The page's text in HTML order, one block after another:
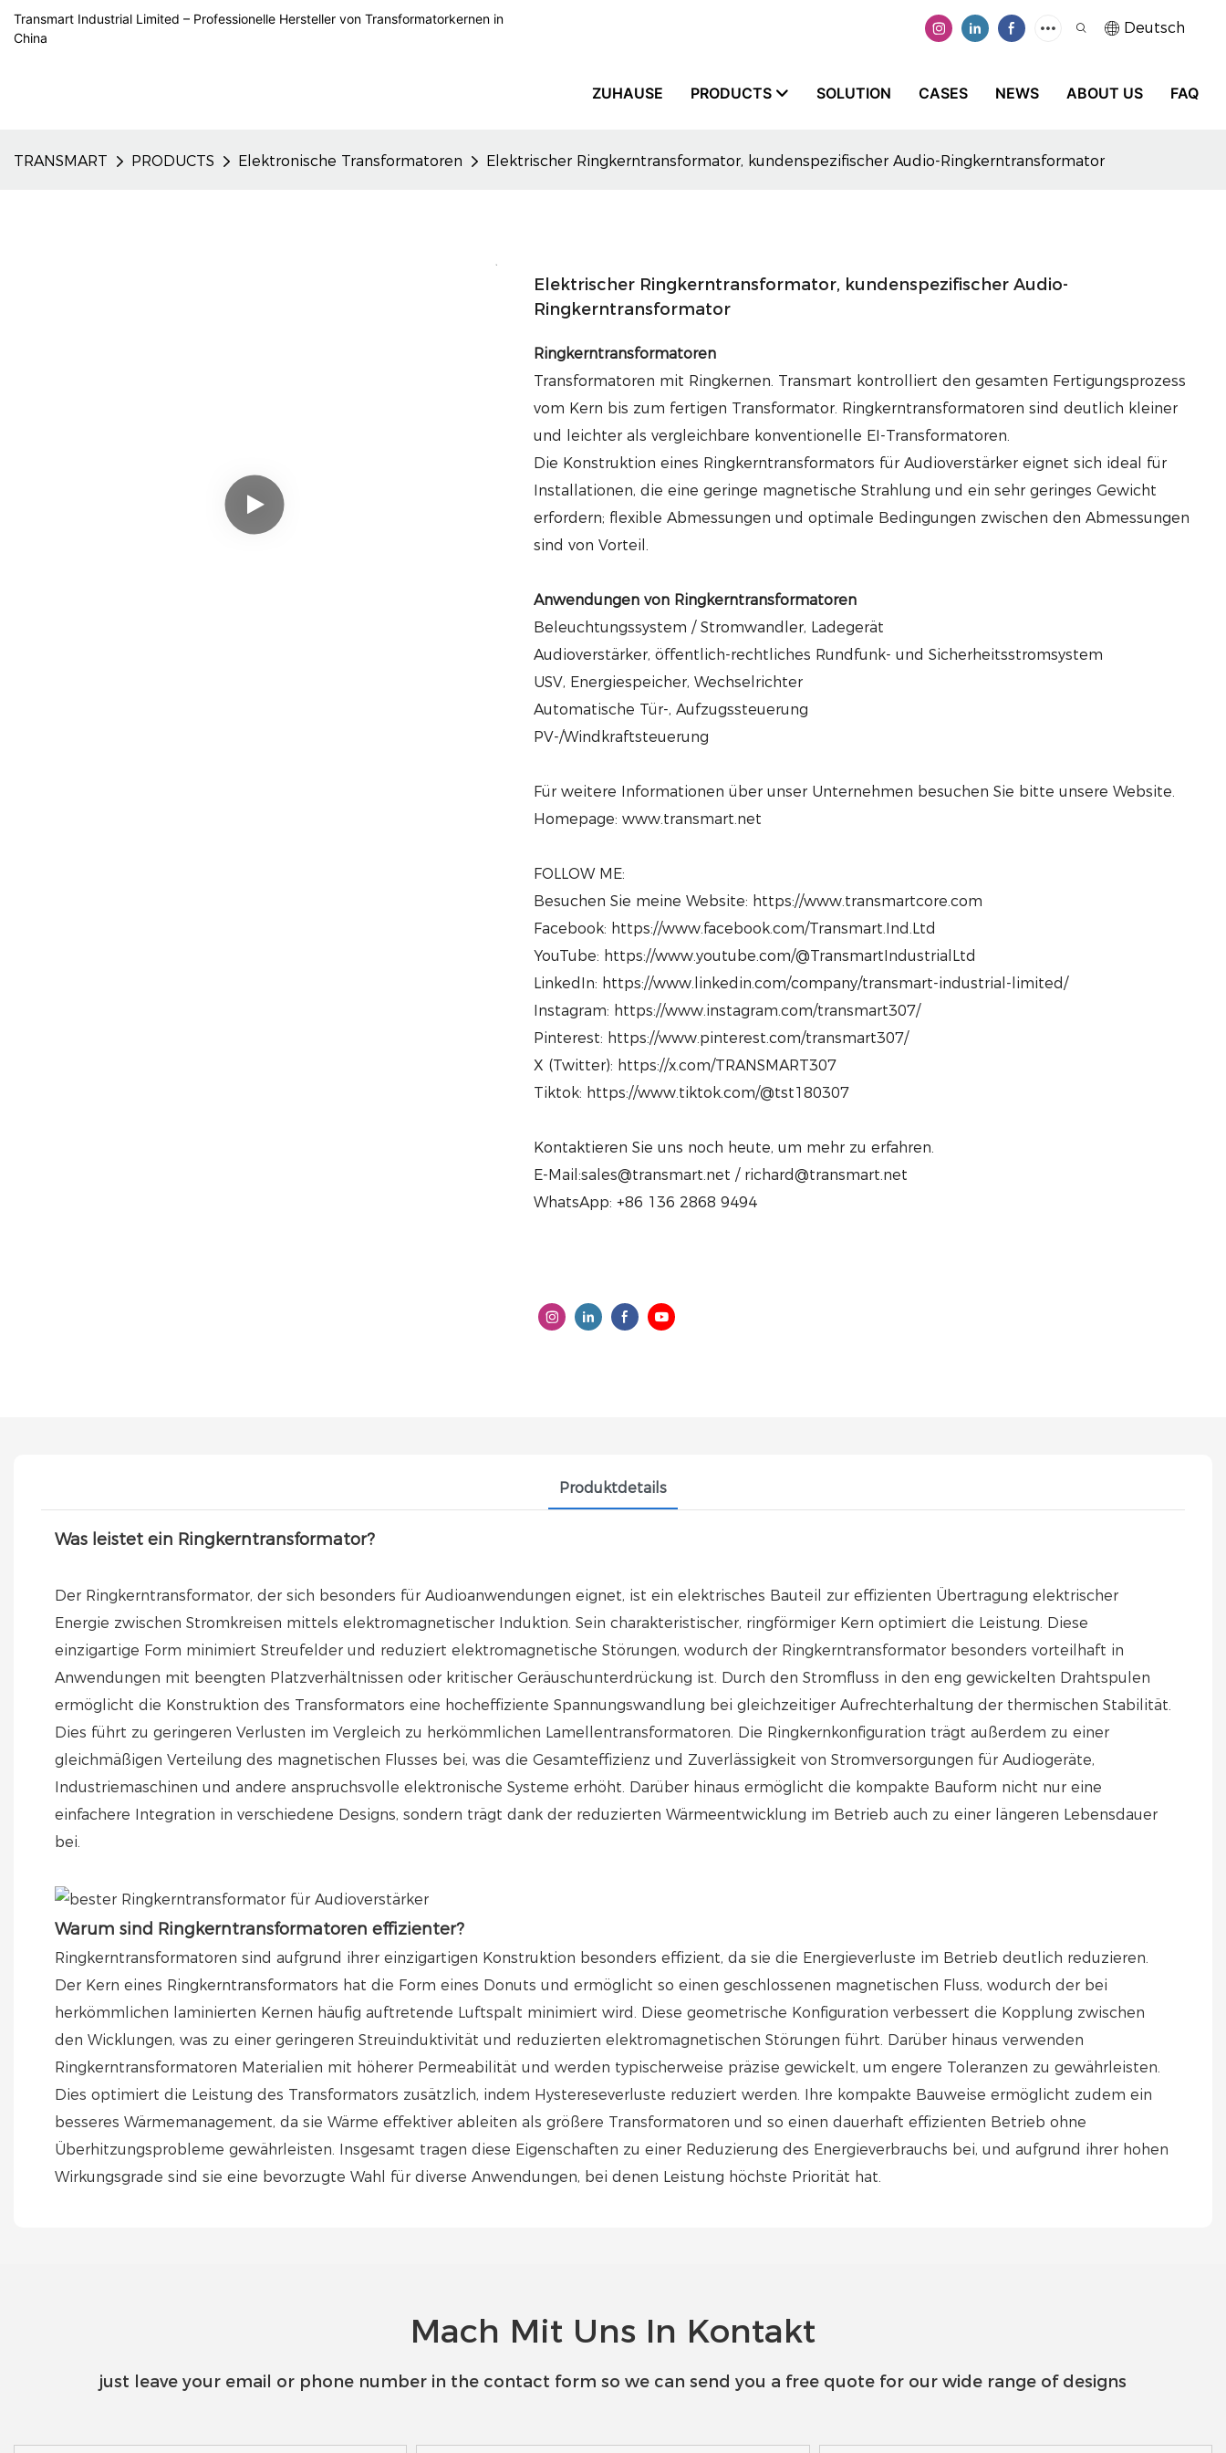
Transmart Industrial Limited – Professionelle Hersteller von Transformatorkernen in
China
Deutsch
ZUHAUSE PRODUCTS SOLUTION CASES NEWS ABOUT US FAQ
TRANSMART PRODUCTS Elektronische Transformatoren Elektrischer Ringkerntransformator, kundenspezifischer Audio-Ringkerntransformator
Elektrischer Ringkerntransformator, kundenspezifischer Audio-
Ringkerntransformator
Ringkerntransformatoren
Transformatoren mit Ringkernen. Transmart kontrolliert den gesamten Fertigungsprozess
vom Kern bis zum fertigen Transformator. Ringkerntransformatoren sind deutlich kleiner
und leichter als vergleichbare konventionelle EI-Transformatoren.
Die Konstruktion eines Ringkerntransformators für Audioverstärker eignet sich ideal für
Installationen, die eine geringe magnetische Strahlung und ein sehr geringes Gewicht
erfordern; flexible Abmessungen und optimale Bedingungen zwischen den Abmessungen
sind von Vorteil.
Anwendungen von Ringkerntransformatoren
Beleuchtungssystem / Stromwandler, Ladegerät
Audioverstärker, öffentlich-rechtliches Rundfunk- und Sicherheitsstromsystem
USV, Energiespeicher, Wechselrichter
Automatische Tür-, Aufzugssteuerung
PV-/Windkraftsteuerung
Für weitere Informationen über unser Unternehmen besuchen Sie bitte unsere Website.
Homepage: www.transmart.net
FOLLOW ME:
Besuchen Sie meine Website: https://www.transmartcore.com
Facebook: https://www.facebook.com/Transmart.Ind.Ltd
YouTube: https://www.youtube.com/@TransmartIndustrialLtd
LinkedIn: https://www.linkedin.com/company/transmart-industrial-limited/
Instagram: https://www.instagram.com/transmart307/
Pinterest: https://www.pinterest.com/transmart307/
X (Twitter): https://x.com/TRANSMART307
Tiktok: https://www.tiktok.com/@tst180307
Kontaktieren Sie uns noch heute, um mehr zu erfahren.
E-Mail:sales@transmart.net / richard@transmart.net
WhatsApp: +86 136 2868 9494
Produktdetails
Was leistet ein Ringkerntransformator?
Der Ringkerntransformator, der sich besonders für Audioanwendungen eignet, ist ein elektrisches Bauteil zur effizienten Übertragung elektrischer
Energie zwischen Stromkreisen mittels elektromagnetischer Induktion. Sein charakteristischer, ringförmiger Kern optimiert die Leistung. Diese
einzigartige Form minimiert Streufelder und reduziert elektromagnetische Störungen, wodurch der Ringkerntransformator besonders vorteilhaft in
Anwendungen mit beengten Platzverhältnissen oder kritischer Geräuschunterdrückung ist. Durch den Stromfluss in den eng gewickelten Drahtspulen
ermöglicht die Konstruktion des Transformators eine hocheffiziente Spannungswandlung bei gleichzeitiger Aufrechterhaltung der thermischen Stabilität.
Dies führt zu geringeren Verlusten im Vergleich zu herkömmlichen Lamellentransformatoren. Die Ringkernkonfiguration trägt außerdem zu einer
gleichmäßigen Verteilung des magnetischen Flusses bei, was die Gesamteffizienz und Zuverlässigkeit von Stromversorgungen für Audiogeräte,
Industriemaschinen und andere anspruchsvolle elektronische Systeme erhöht. Darüber hinaus ermöglicht die kompakte Bauform nicht nur eine
einfachere Integration in verschiedene Designs, sondern trägt dank der reduzierten Wärmeentwicklung im Betrieb auch zu einer längeren Lebensdauer
bei.
Warum sind Ringkerntransformatoren effizienter?
Ringkerntransformatoren sind aufgrund ihrer einzigartigen Konstruktion besonders effizient, da sie die Energieverluste im Betrieb deutlich reduzieren.
Der Kern eines Ringkerntransformators hat die Form eines Donuts und ermöglicht so einen geschlossenen magnetischen Fluss, wodurch der bei
herkömmlichen laminierten Kernen häufig auftretende Luftspalt minimiert wird. Diese geometrische Konfiguration verbessert die Kopplung zwischen
den Wicklungen, was zu einer geringeren Streuinduktivität und reduzierten elektromagnetischen Störungen führt. Darüber hinaus verwenden
Ringkerntransformatoren Materialien mit höherer Permeabilität und werden typischerweise präzise gewickelt, um engere Toleranzen zu gewährleisten.
Dies optimiert die Leistung des Transformators zusätzlich, indem Hystereseverluste reduziert werden. Ihre kompakte Bauweise ermöglicht zudem ein
besseres Wärmemanagement, da sie Wärme effektiver ableiten als größere Transformatoren und so einen dauerhaft effizienten Betrieb ohne
Überhitzungsprobleme gewährleisten. Insgesamt tragen diese Eigenschaften zu einer Reduzierung des Energieverbrauchs bei, und aufgrund ihrer hohen
Wirkungsgrade sind sie eine bevorzugte Wahl für diverse Anwendungen, bei denen Leistung höchste Priorität hat.
Mach Mit Uns In Kontakt
just leave your email or phone number in the contact form so we can send you a free quote for our wide range of designs